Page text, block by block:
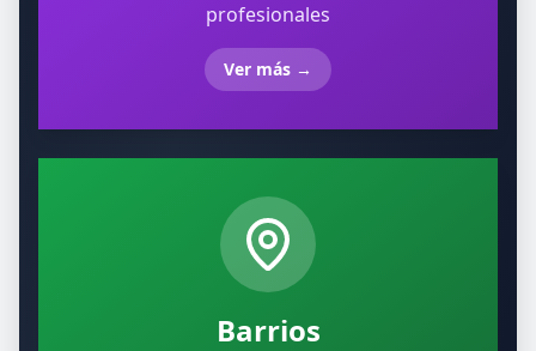
profesionales
Ver más →
Barrios